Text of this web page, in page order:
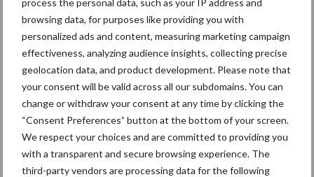
browsing data, for purposes like providing you with
personalized ads and content, measuring marketing campaign
effectiveness, analyzing audience insights, collecting precise
geolocation data, and product development. Please note that
your consent will be valid across all our subdomains. You can
change or withdraw your consent at any time by clicking the
“Consent Preferences” button at the bottom of your screen.
We respect your choices and are committed to providing you
with a transparent and secure browsing experience. The
third-party vendors are processing data for the following
“Met
tonnen
zware
machine
s op
veen
balancer
en”
15 juli 2025